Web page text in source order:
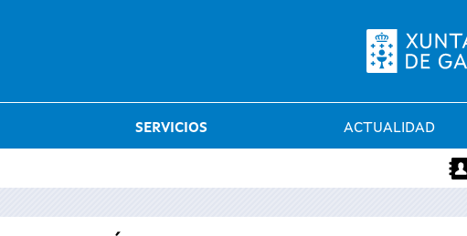
SERVICIOS ACTUALIDAD